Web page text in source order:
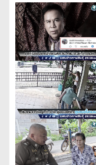
น
ว
เ
รื่
อ
ง